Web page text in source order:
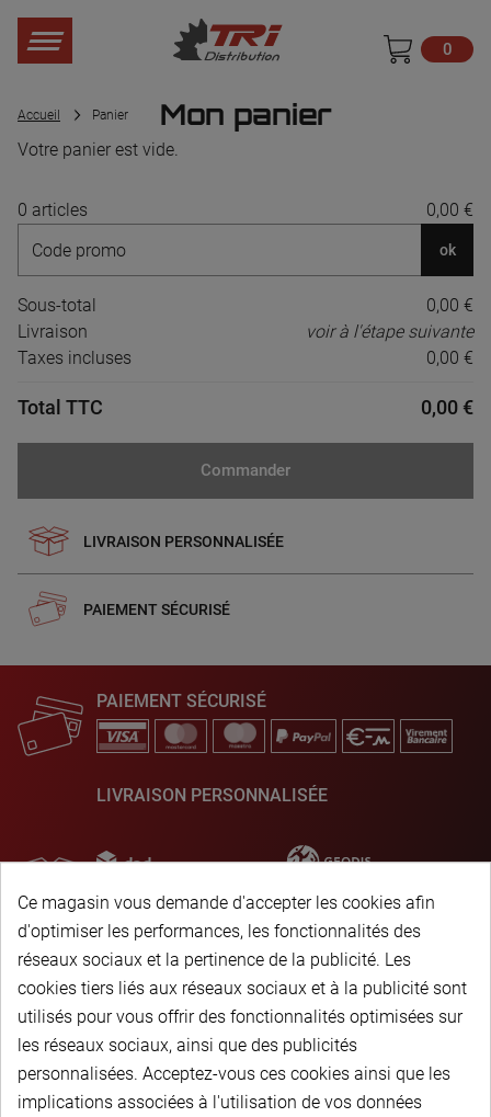
0
Accueil Panier Mon panier
Votre panier est vide.
0 articles 0,00 €
ok
Sous-total
0,00 €
Livraison
voir à l'étape suivante
Taxes incluses
0,00 €
Total TTC 0,00 €
Commander
LIVRAISON PERSONNALISÉE
PAIEMENT SÉCURISÉ
PAIEMENT SÉCURISÉ
LIVRAISON PERSONNALISÉE
Ce magasin vous demande d'accepter les cookies afin
d'optimiser les performances, les fonctionnalités des
réseaux sociaux et la pertinence de la publicité. Les
cookies tiers liés aux réseaux sociaux et à la publicité sont
utilisés pour vous offrir des fonctionnalités optimisées sur
les réseaux sociaux, ainsi que des publicités
personnalisées. Acceptez-vous ces cookies ainsi que les
implications associées à l'utilisation de vos données